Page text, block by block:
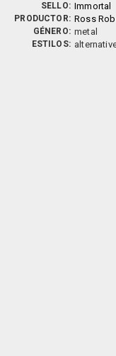
SELLO: Immortal
PRODUCTOR: Ross
GÉNERO: metal
ESTILOS: